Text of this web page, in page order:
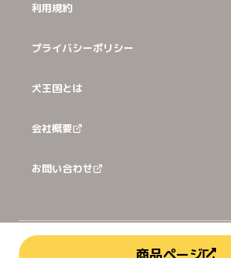
利用規約
プライバシーポリシー
犬王国とは
会社概要
お問い合わせ
2026犬猫王国株式会社